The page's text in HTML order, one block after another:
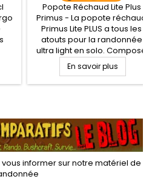
Popote Réchaud Lite Plus
Primus - La popote réchaud
Primus Lite PLUS a tous les
atouts pour la randonnée
ultra light en solo. Composé
d'un brûleur 3 saisons
optimisé avec popote et
échangeur thermique très
repliables, couvercle
passoire. Allumage piezo,
brûleur à flux laminaire et
pare-vent intégrés.
En savoir plus
vous informer sur notre matériel de